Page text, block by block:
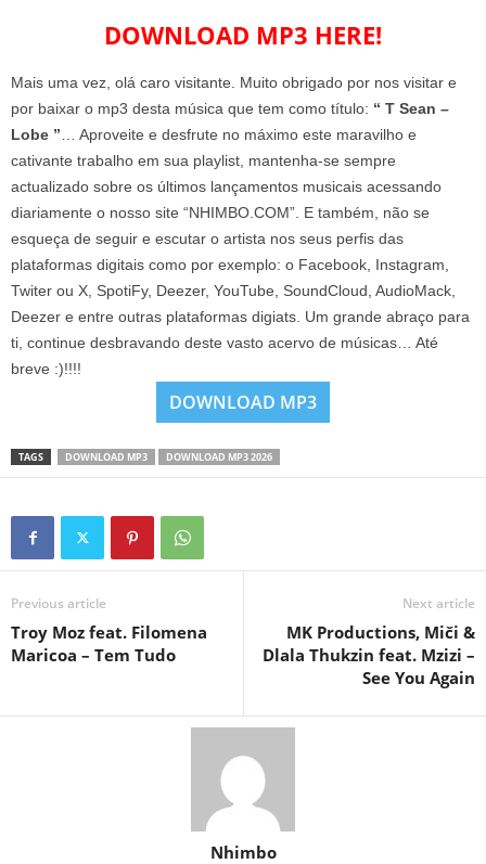
DOWNLOAD MP3 HERE!
Mais uma vez, olá caro visitante. Muito obrigado por nos visitar e
por baixar o mp3 desta música que tem como título: “ T Sean –
Lobe ” … Aproveite e desfrute no máximo este maravilho e
cativante trabalho em sua playlist, mantenha-se sempre
actualizado sobre os últimos lançamentos musicais acessando
diariamente o nosso site “NHIMBO.COM”. E também, não se
esqueça de seguir e escutar o artista nos seus perfis das
plataformas digitais como por exemplo: o Facebook, Instagram,
Twiter ou X, SpotiFy, Deezer, YouTube, SoundCloud, AudioMack,
Deezer e entre outras plataformas digiats. Um grande abraço para
ti, continue desbravando deste vasto acervo de músicas… Até
breve :)!!!!
DOWNLOAD MP3
TAGS DOWNLOAD MP3 DOWNLOAD MP3 2026
Previous article
Troy Moz feat. Filomena
Maricoa – Tem Tudo
Next article
MK Productions, Miči &
Dlala Thukzin feat. Mzizi –
See You Again
Nhimbo